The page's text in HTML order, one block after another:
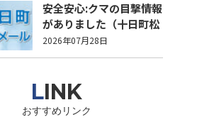
安全安心:クマの目撃情報
がありました（十日町松
之山地域光間地内）
2026年07月28日
LINK
おすすめリンク